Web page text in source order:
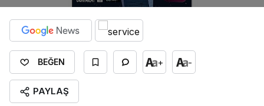
BEĞEN + -
PAYLAŞ